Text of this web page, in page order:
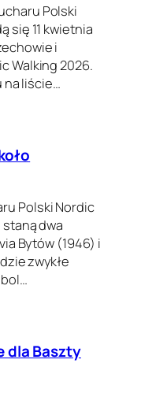
Polski
się 11 kwietnia
i
Walking 2026.
na liście…
Polski Nordic
dwa
Bytów (1946) i
zwykłe
dla Baszty